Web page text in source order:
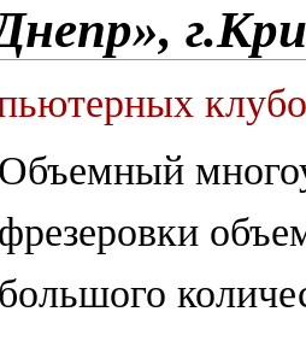
Объемный
фрезеровки
большого